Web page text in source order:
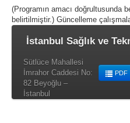
(Programın amacı doğrultusunda
belirtilmiştir.) Güncelleme
İstanbul Sağlık ve
PDF
Sütlüce Mahallesi
İmrahor Caddesi No:
82 Beyoğlu –
İstanbul